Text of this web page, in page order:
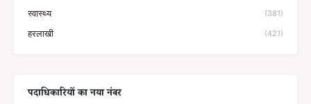
स्वास्थ्य (381)
हरलाखी (421)
पदाधिकारियों का नया नंबर